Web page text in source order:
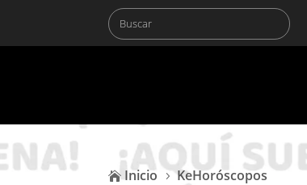
 Inicio 5 KeHoróscopos